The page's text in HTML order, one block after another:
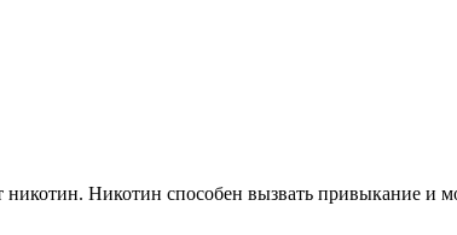
Никотин способен вызвать привыкание и